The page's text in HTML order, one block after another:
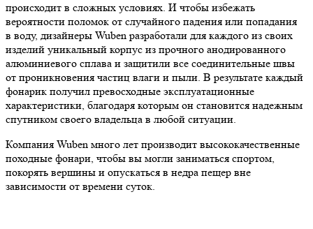
происходит в сложных условиях. И чтобы избежать
вероятности поломок от случайного падения или попадания
в воду, дизайнеры Wuben разработали для каждого из своих
изделий уникальный корпус из прочного анодированного
алюминиевого сплава и защитили все соединительные швы
от проникновения частиц влаги и пыли. В результате каждый
фонарик получил превосходные эксплуатационные
характеристики, благодаря которым он становится надежным
спутником своего владельца в любой ситуации.
Компания Wuben много лет производит высококачественные
походные фонари, чтобы вы могли заниматься спортом,
покорять вершины и опускаться в недра пещер вне
зависимости от времени суток.